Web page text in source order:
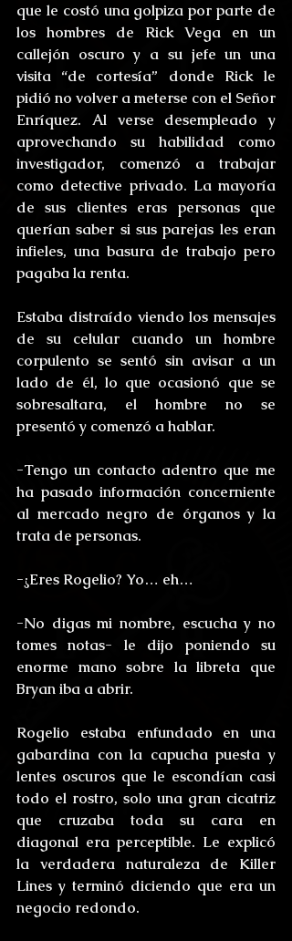
que le costó una golpiza por parte de
los hombres de Rick Vega en un
callejón oscuro y a su jefe un una
visita “de cortesía” donde Rick le
pidió no volver a meterse con el Señor
Enríquez. Al verse desempleado y
aprovechando su habilidad como
investigador, comenzó a trabajar
como detective privado. La mayoría
de sus clientes eras personas que
querían saber si sus parejas les eran
infieles, una basura de trabajo pero
pagaba la renta.
Estaba distraído viendo los mensajes
de su celular cuando un hombre
corpulento se sentó sin avisar a un
lado de él, lo que ocasionó que se
sobresaltara, el hombre no se
presentó y comenzó a hablar.
-Tengo un contacto adentro que me
ha pasado información concerniente
al mercado negro de órganos y la
trata de personas.
-¿Eres Rogelio? Yo… eh…
-No digas mi nombre, escucha y no
tomes notas- le dijo poniendo su
enorme mano sobre la libreta que
Bryan iba a abrir.
Rogelio estaba enfundado en una
gabardina con la capucha puesta y
lentes oscuros que le escondían casi
todo el rostro, solo una gran cicatriz
que cruzaba toda su cara en
diagonal era perceptible. Le explicó
la verdadera naturaleza de Killer
Lines y terminó diciendo que era un
negocio redondo.